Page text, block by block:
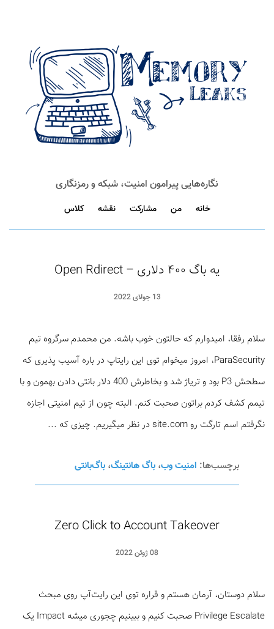
نگاره‌هایی پیرامون امنیت، شبکه و رمزنگاری
خانه من مشارکت نقشه کلاس
یه باگ ۴۰۰ دلاری – Open Rdirect
13 جولای 2022
سلام رفقا، امیدوارم که حالتون خوب باشه. من محمدم سرگروه تیم
ParaSecurity، امروز میخوام توی این رایتاپ در باره آسیب پذیری که
سطحش P3 بود و تریاژ شد و بخاطرش 400 دلار بانتی دادن بهمون و با
تیمم کشف کردم براتون صحبت کنم. البته چون از تیم امنیتی اجازه
نگرفتم اسم تارگت رو site.com در نظر میگیریم. چیزی که ...
برچسب‌ها: امنیت وب، باگ هانتینگ، باگ‌بانتی
Zero Click to Account Takeover
08 ژوئن 2022
سلام دوستان، آرمان هستم و قراره توی این رایت‌آپ روی مبحث
Privilege Escalate صحبت کنیم و ببینیم چجوری میشه Impact یک